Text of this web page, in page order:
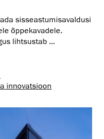
sisseastumisavaldusi
õppekavadele.
lihtsustab ...
innovatsioon